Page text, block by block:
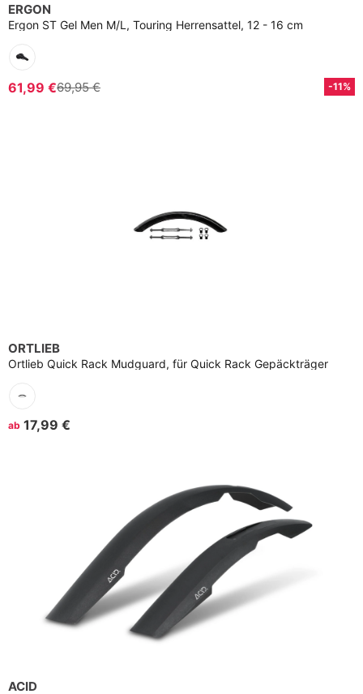
ERGON
Ergon ST Gel Men M/L, Touring Herrensattel, 12 - 16 cm
61,99 €69,95 € -11%
ORTLIEB
Ortlieb Quick Rack Mudguard, für Quick Rack Gepäckträger
ab 17,99 €
ACID